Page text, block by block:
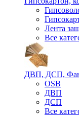
Лента
Все
ДВП, ДСП,
OSB
ДВП
ДСП
Все